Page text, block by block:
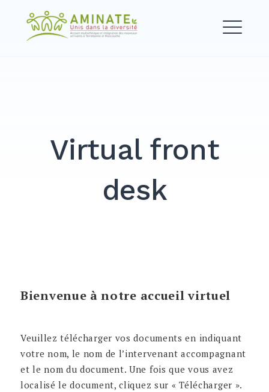
content
Virtual front
desk
Bienvenue à notre accueil virtuel
Veuillez télécharger vos documents en indiquant
votre nom, le nom de l’intervenant accompagnant
et le nom du document. Une fois que vous avez
localisé le document, cliquez sur « Télécharger ».